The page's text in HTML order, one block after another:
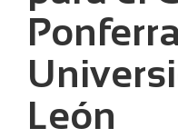
León